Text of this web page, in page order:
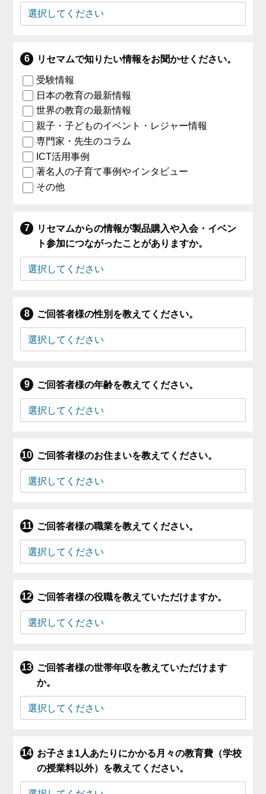
リセマムで知りたい情報をお聞かせください。
受験情報
日本の教育の最新情報
世界の教育の最新情報
親子・子どものイベント・レジャー情報
専門家・先生のコラム
ICT活用事例
著名人の子育て事例やインタビュー
その他
リセマムからの情報が製品購入や入会・イベン
ト参加につながったことがありますか。
ご回答者様の性別を教えてください。
ご回答者様の年齢を教えてください。
ご回答者様のお住まいを教えてください。
ご回答者様の職業を教えてください。
ご回答者様の役職を教えていただけますか。
ご回答者様の世帯年収を教えていただけます
か。
お子さま1人あたりにかかる月々の教育費（学校
の授業料以外）を教えてください。